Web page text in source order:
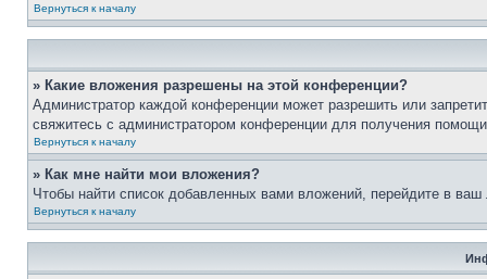
Вернуться к началу
» Какие вложения разрешены на этой конференции?
Администратор каждой конференции может разрешить или
свяжитесь с администратором конференции для получения
Вернуться к началу
» Как мне найти мои вложения?
Чтобы найти список добавленных вами вложений, перейдите в
Вернуться к началу